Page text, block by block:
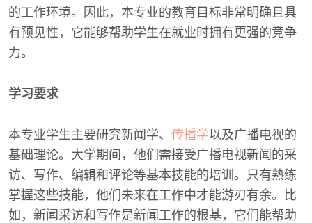
的工作环境。因此，本专业的教育目标非常明确且具
有预见性，它能够帮助学生在就业时拥有更强的竞争
力。
学习要求
本专业学生主要研究新闻学、 传播学以及广播电视的
基础理论。大学期间，他们需接受广播电视新闻的采
访、写作、编辑和评论等基本技能的培训。只有熟练
掌握这些技能，他们未来在工作中才能游刃有余。比
如，新闻采访和写作是新闻工作的根基，它们能帮助